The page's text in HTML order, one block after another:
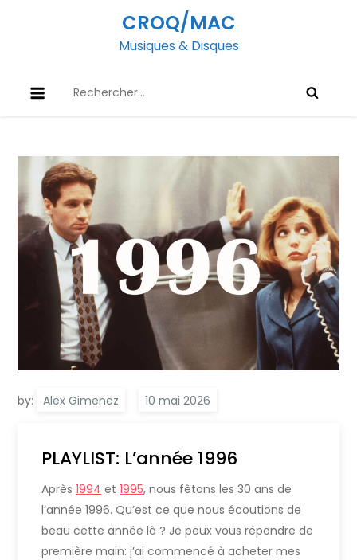
CROQ/MAC
Musiques & Disques
by: Alex Gimenez
PLAYLIST: L’année 1996
Après1994 et1995, nous fêtons les 30 ans de
l’année 1996. Qu’est ce que nous écoutions de
beau cette année là ? Je peux vous répondre de
première main: j’ai commencé à acheter mes